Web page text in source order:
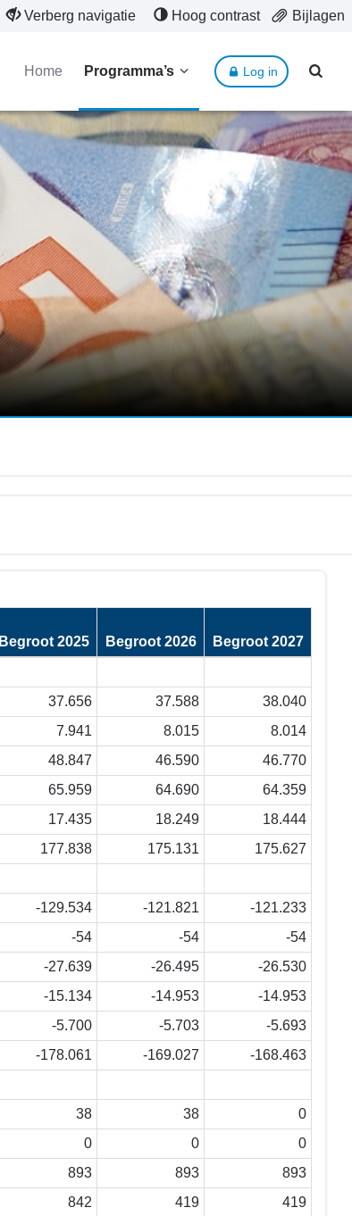
Verberg navigatie Hoog contrast Bijlagen
Home Programma’s Log in
Begroot 2025 Begroot 2026
Begroot 2027
37.656 37.588
38.040
7.941 8.015
8.014
48.847 46.590
46.770
65.959 64.690
64.359
17.435 18.249
18.444
177.838 175.131
175.627
-129.534 -121.821
-121.233
-54 -54
-54
-27.639 -26.495
-26.530
-15.134 -14.953
-14.953
-5.700 -5.703
-5.693
-178.061 -169.027
-168.463
38 38
0
0 0
0
893 893
893
842 419
419